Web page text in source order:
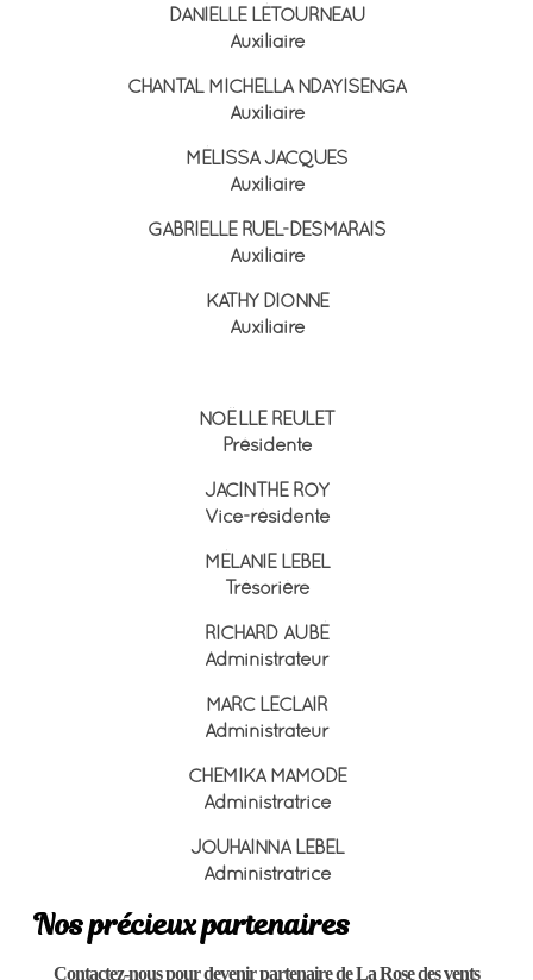
DANIELLE LÉTOURNEAU
Auxiliaire
CHANTAL MICHELLA NDAYISENGA
Auxiliaire
MÉLISSA JACQUES
Auxiliaire
GABRIELLE RUEL-DESMARAIS
Auxiliaire
KATHY DIONNE
Auxiliaire
NOËLLE REULET
Présidente
JACINTHE ROY
Vice-résidente
MÉLANIE LEBEL
Trésorière
RICHARD AUBÉ
Administrateur
MARC LECLAIR
Administrateur
CHEMIKA MAMODE
Administratrice
JOUHAINNA LEBEL
Administratrice
Nos précieux partenaires
Contactez-nous pour devenir partenaire de La Rose des vents